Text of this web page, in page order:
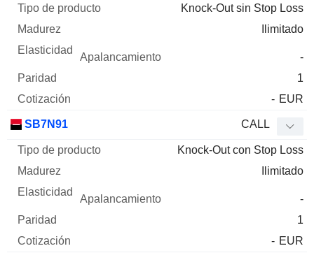
Knock-Out sin Stop Loss
Ilimitado
-
1
- EUR
SB7N91 CALL
Knock-Out con Stop Loss
Ilimitado
-
1
- EUR